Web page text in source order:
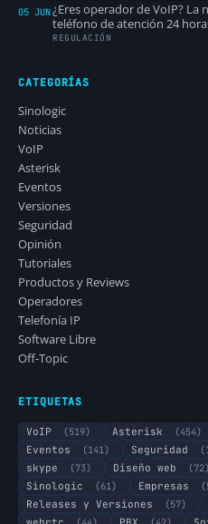
05 JUN¿Eres operador de VoIP? La
teléfono de atención 24
REGULACIÓN
CATEGORÍAS
Sinologic
Noticias
VoIP
Asterisk
Eventos
Versiones
Seguridad
Opinión
Tutoriales
Productos y Reviews
Operadores
Telefonía IP
Software Libre
Off-Topic
ETIQUETAS
VoIP (519) Asterisk (454)
Eventos
(141) Seguridad
skype
(73) Diseño web (72)
Sinologic
(61) Empresas
Releases y Versiones
(57)